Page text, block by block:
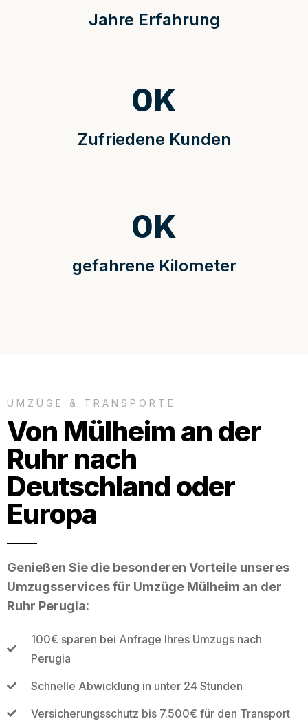
Jahre Erfahrung
Zufriedene Kunden
0K
gefahrene Kilometer
0K
UMZÜGE & TRANSPORTE
Von Mülheim an der
Ruhr nach
Deutschland oder
Europa
Genießen Sie die besonderen Vorteile unseres
Umzugsservices für Umzüge Mülheim an der
Ruhr Perugia:
100€ sparen bei Anfrage Ihres Umzugs nach
Perugia
Schnelle Abwicklung in unter 24 Stunden
Versicherungsschutz bis 7.500€ für den Transport